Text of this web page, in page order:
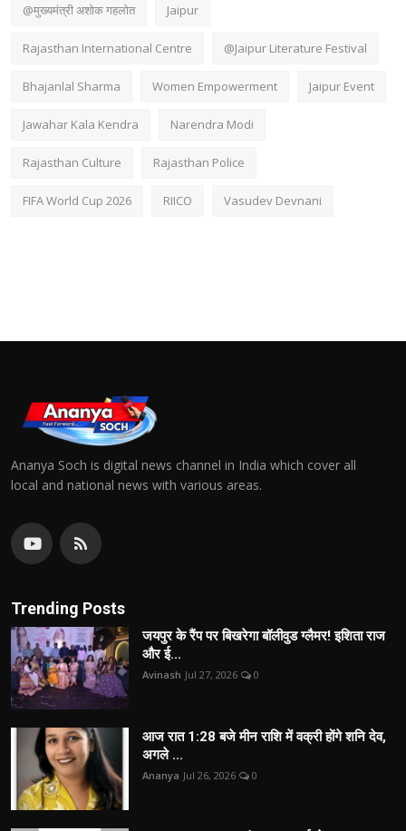
@मुख्यमंत्री अशोक गहलोत Jaipur
Rajasthan International Centre @Jaipur Literature Festival
Bhajanlal Sharma Women Empowerment Jaipur Event
Jawahar Kala Kendra Narendra Modi
Rajasthan Culture Rajasthan Police
FIFA World Cup 2026 RIICO Vasudev Devnani
Ananya Soch is digital news channel in India which cover all
local and national news with various areas.
Trending Posts
जयपुर के रैंप पर बिखरेगा बॉलीवुड ग्लैमर! इशिता राज
और ई...
Avinash Jul 27, 2026 0
आज रात 1:28 बजे मीन राशि में वक्री होंगे शनि देव,
अगले ...
Ananya Jul 26, 2026 0